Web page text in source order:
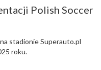
Polish Soccer
stadionie Superauto.pl
roku.